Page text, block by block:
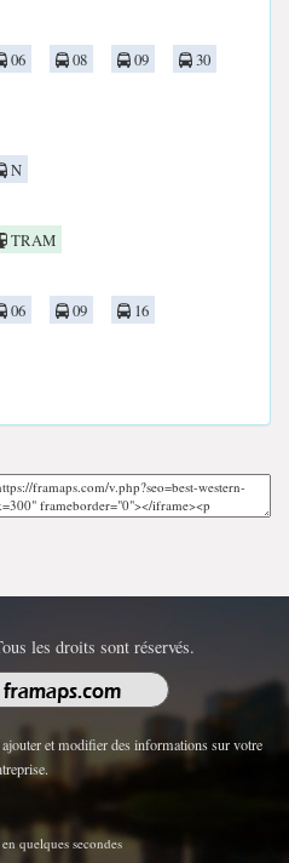
06 08 09
30
N
TRAM
06 09
16
les droits sont réservés.
et modifier des informations sur votre
quelques secondes